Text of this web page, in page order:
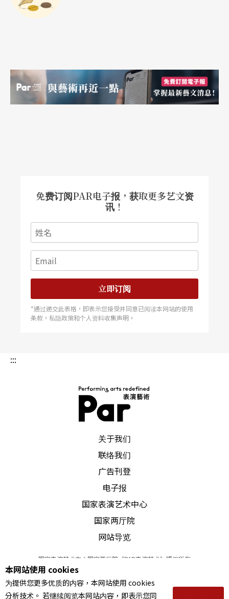
与下半场（其实还有最后女子坠楼的「尾声」）。
在「楔子」中，三位一式男演员拿著镊子在不碰触
对方身体的状况下为一位男子穿戴上全副衣裤；此
著观众已被授予了旁观这群光怪陆离人物行径，以
及稍后一路跟随进入黑夜世界的通行证。
上半场的诸般场景，灵感可能来自「马戏团」的mo
tif（主题要素）。我们看到一方面有著「帐棚」内
的人影交错与错综进行著的「幕后」人物关系与阴
谋，另一方面又充满了幕前如马戏团中〝Freak Sho
w〞的特异功能软骨男士，以及穿戴金色背心、高
地耍玩其想像力与舞台技术。其中最难以「自弃」
棚」变成的大皮影戏投影幕上，不断地由小变大由
大变小……，音乐也变得神秘煽情起来：摆明了就
无眠》的夜半题旨，倒也不算玩得过分。
「下半场」可约略订在影幕扯掉之后，演员全挤在
于高台上起的段落；这一段所有演员都像受困于一
个镜框式的「舞台中的舞台」，观众遥遥地观看著
这些人物煞有介事地进行著丈量、对称等琐碎情
目睹这一切的庸庸碌碌，感到被动的无力。这也正
是卡夫卡笔下的人生描绘。
免费订阅PAR电子报，获取更多艺文资
讯！
立即订阅
*通过递交此表格，即表示您接受并同意已阅读本网站的使用
条款，私隐政策和个人资料收集声明。
:::
关于我们
联络我们
广告刊登
电子报
国家表演艺术中心
国家两厅院
网站导览
国家表演艺术中心国家两厅院《PAR表演艺术》版权所有
© 2022Performing arts redefined. All Rights Reserved
统一编号 Tax Id number 00973926
本站所提供相关演出资讯，如有异动应以主办单位公告为准。
本网站使用 cookies
为提供您更多优质的内容，本网站使用 cookies
分析技术。 若继续阅览本网站内容，即表示您同